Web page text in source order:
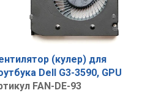
(кулер) для
Dell G3-3590, GPU
FAN-DE-93